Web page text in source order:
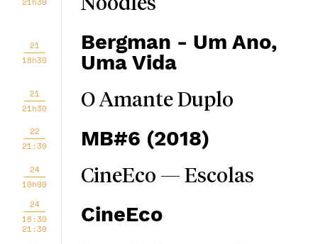
Noodles
21
18h30
Bergman - Um Ano,
Uma Vida
21
21h30
O Amante Duplo
22
21:30
MB#6 (2018)
24
10h00
CineEco — Escolas
24
18:30
21:30
CineEco